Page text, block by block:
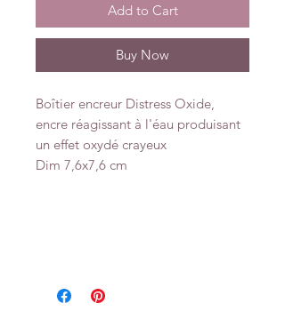
Add to Cart
Buy Now
Boîtier encreur Distress Oxide,
encre réagissant à l'éau produisant
un effet oxydé crayeux
Dim 7,6x7,6 cm